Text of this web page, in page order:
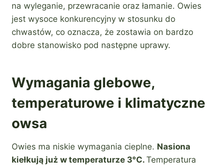
na wyleganie, przewracanie oraz łamanie. Owies
jest wysoce konkurencyjny w stosunku do
chwastów, co oznacza, że zostawia on bardzo
dobre stanowisko pod następne uprawy.
Wymagania glebowe,
temperaturowe i klimatyczne
owsa
Owies ma niskie wymagania cieplne. Nasiona
kiełkują już w temperaturze 3°C. Temperatura